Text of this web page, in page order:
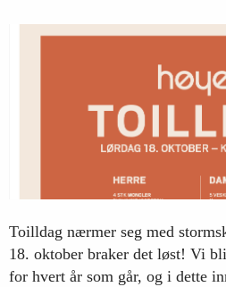
Toilldag nærmer seg med
18. oktober braker det løst! Vi
for hvert år som går, og i dette